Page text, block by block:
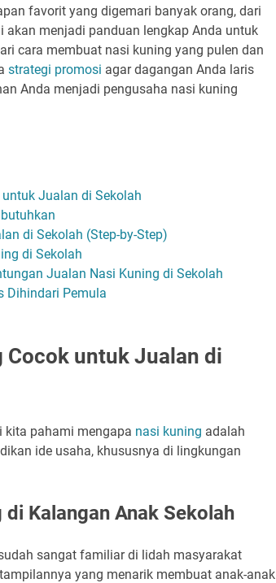
favorit yang digemari banyak orang, dari
akan menjadi panduan lengkap Anda untuk
cara membuat nasi kuning yang pulen dan
strategi promosi agar dagangan Anda laris
Anda menjadi pengusaha nasi kuning
Jualan di Sekolah
di Sekolah (Step-by-Step)
di Sekolah
Jualan Nasi Kuning di Sekolah
Dihindari Pemula
Cocok untuk Jualan di
kita pahami mengapa nasi kuning adalah
ide usaha, khususnya di lingkungan
Kalangan Anak Sekolah
sangat familiar di lidah masyarakat
yang menarik membuat anak-anak